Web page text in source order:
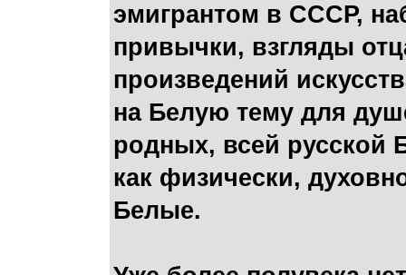
эмигрантом в СССР,
привычки, взгляды
произведений
на Белую тему для
родных, всей русской
как физически,
Белые.